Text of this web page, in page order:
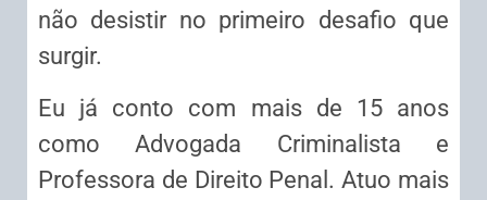
não desistir no primeiro desafio que
surgir.
Eu já conto com mais de 15 anos
como Advogada Criminalista e
Professora de Direito Penal. Atuo mais